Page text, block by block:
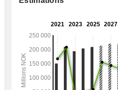
Suisse (6,9%), Royaume-Uni
Japon (3,6%), Chine (2,6%), Asie
Orient (10,3%).